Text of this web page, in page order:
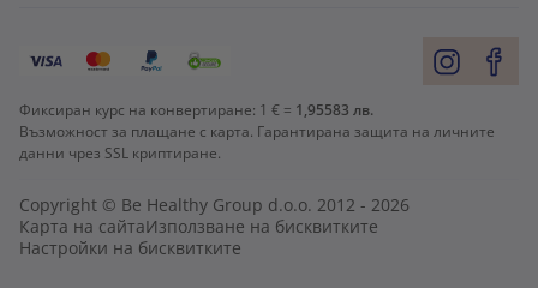
Фиксиран курс на конвертиране: 1 € = 1,95583 лв.
Възможност за плащане с карта. Гарантирана защита на личните
данни чрез SSL криптиране.
Copyright © Be Healthy Group d.o.o. 2012 - 2026
Карта на сайтаИзползване на бисквитките
Настройки на бисквитките